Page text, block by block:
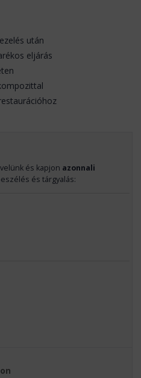
után
eljárás
és kapjon azonnali
és tárgyalás: